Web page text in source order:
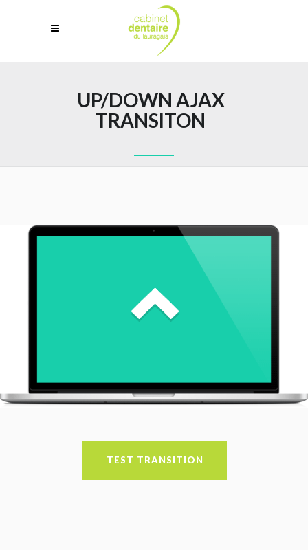
UP/DOWN AJAX
TRANSITON
TEST TRANSITION